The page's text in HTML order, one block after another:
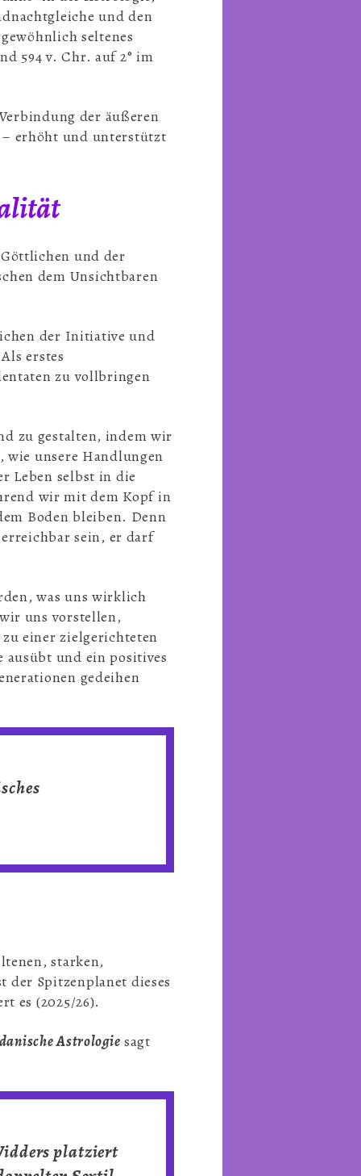
und den
seltenes
594 v. Chr. auf 2° im
der äußeren
– erhöht und unterstützt
und der
dem Unsichtbaren
der Initiative und
erstes
zu vollbringen
zu gestalten, indem wir
wie unsere Handlungen
Leben selbst in die
wir mit dem Kopf in
Boden bleiben. Denn
sein, er darf
was uns wirklich
uns vorstellen,
einer zielgerichteten
und ein positives
gedeihen
starken,
der Spitzenplanet dieses
es (2025/26).
Astrologie sagt
platziert